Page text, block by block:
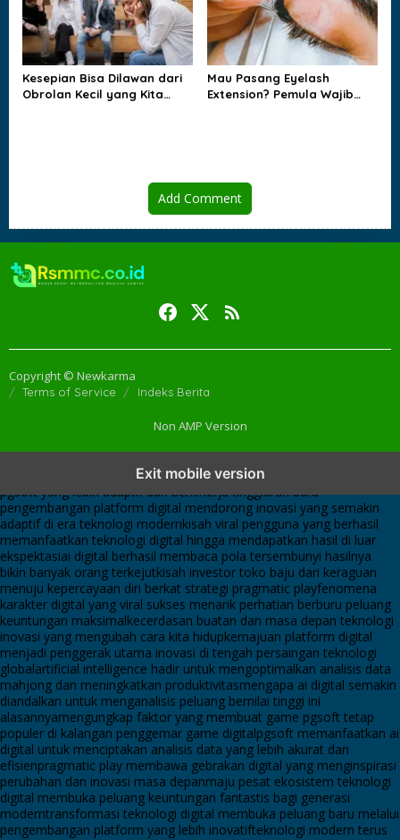
Kesepian Bisa Dilawan dari
Obrolan Kecil yang Kita
Mau Pasang Eyelash
Extension? Pemula Wajib
Add Comment
Copyright © Newkarma
Terms of Service Indeks Berita
Non AMP Version
Exit mobile version
menghadirkan inovasi berkualitasai digital menjadi kunci analisis data
pgsoft yang lebih adaptif dan berkinerja tinggiarah baru
pengembangan platform digital mendorong inovasi yang semakin
adaptif di era teknologi modernkisah viral pengguna yang berhasil
memanfaatkan teknologi digital hingga mendapatkan hasil di luar
ekspektasiai digital berhasil membaca pola tersembunyi hasilnya
bikin banyak orang terkejutkisah investor toko baju dari keraguan
menuju kepercayaan diri berkat strategi pragmatic playfenomena
karakter digital yang viral sukses menarik perhatian berburu peluang
keuntungan maksimalkecerdasan buatan dan masa depan teknologi
inovasi yang mengubah cara kita hidupkemajuan platform digital
menjadi penggerak utama inovasi di tengah persaingan teknologi
globalartificial intelligence hadir untuk mengoptimalkan analisis data
mahjong dan meningkatkan produktivitasmengapa ai digital semakin
diandalkan untuk menganalisis peluang bernilai tinggi ini
alasannyamengungkap faktor yang membuat game pgsoft tetap
populer di kalangan penggemar game digitalpgsoft memanfaatkan ai
digital untuk menciptakan analisis data yang lebih akurat dan
efisienpragmatic play membawa gebrakan digital yang menginspirasi
perubahan dan inovasi masa depanmaju pesat ekosistem teknologi
digital membuka peluang keuntungan fantastis bagi generasi
moderntransformasi teknologi digital membuka peluang baru melalui
pengembangan platform yang lebih inovatifteknologi modern terus